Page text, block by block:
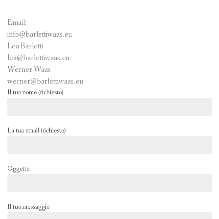
FOTO / VIDEO / TEXT
PROGETTI/PROJEKTE
CONTATTI / KONTAKT
BARLETTI/POETRY & NOVELS
Email:
info@barlettiwaas.eu
Lea Barletti
lea@barlettiwaas.eu
Werner Waas
werner@barlettiwaas.eu
Il tuo nome (richiesto)
La tua email (richiesto)
Oggetto
Il tuo messaggio